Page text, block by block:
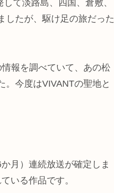
て淡路島、四国、倉敷、
したが、駆け足の旅だった
報を調べていて、あの松
。今度はVIVANTの聖地と
月）連続放送が確定しま
いる作品です。